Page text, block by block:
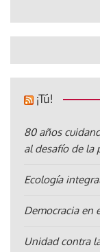
¡Tú!
80 años
al desafío de la
Ecología
Democracia en
Unidad contra